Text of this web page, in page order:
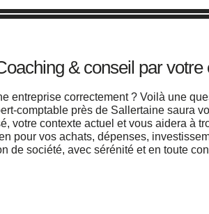
& conseil par
entreprise correctement ? Voilà une
comptable près de Sallertaine saura
votre contexte actuel et vous aidera à
pour vos achats, dépenses,
de société, avec sérénité et en toute